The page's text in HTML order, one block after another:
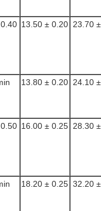
13.50 ± 0.20 23.70
13.80 ± 0.20 24.10
16.00 ± 0.25 28.30
18.20 ± 0.25 32.20